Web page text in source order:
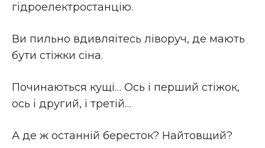
гiдроелектростанцiю.
Ви пильно вдивляітесь лiворуч, де мають
бути стiжки сiна.
Починаються кущi… Ось i перший стiжок,
ось i другий, i третiй…
А де ж останнiй бересток? Найтовщий?